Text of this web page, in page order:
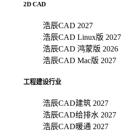
2D CAD
浩辰CAD 2027
浩辰CAD Linux版 2027
浩辰CAD 鸿蒙版 2026
浩辰CAD Mac版 2027
工程建设行业
浩辰CAD建筑 2027
浩辰CAD给排水 2027
浩辰CAD暖通 2027